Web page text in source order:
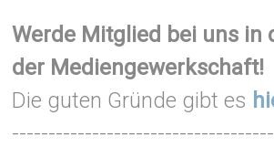
Werde Mitglied bei uns in
der Mediengewerkschaft!
Die guten Gründe gibt es